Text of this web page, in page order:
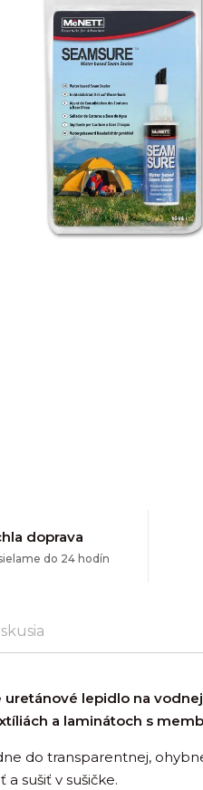
doprava
do 24 hodín
uretánové lepidlo na
a laminátoch s
do transparentnej,
a sušiť v sušičke.